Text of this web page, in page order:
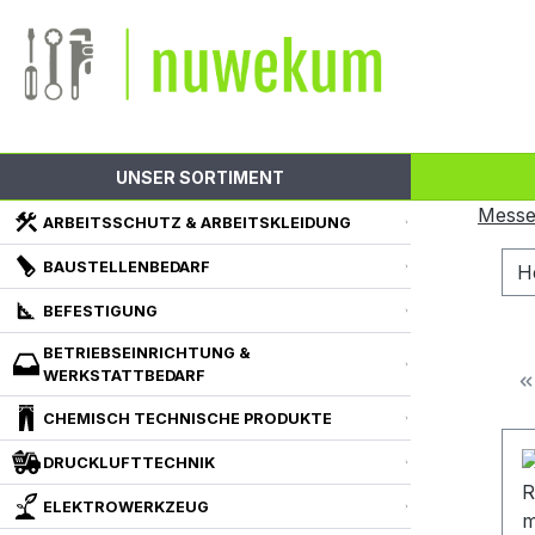
Hauptinhalt springen
Zur Suche springen
Zur Hauptnavigation springen
UNSER SORTIMENT
ARBEITSSCHUTZ & ARBEITSKLEIDUNG
BAUSTELLENBEDARF
BEFESTIGUNG
BETRIEBSEINRICHTUNG &
WERKSTATTBEDARF
CHEMISCH TECHNISCHE PRODUKTE
DRUCKLUFTTECHNIK
ELEKTROWERKZEUG